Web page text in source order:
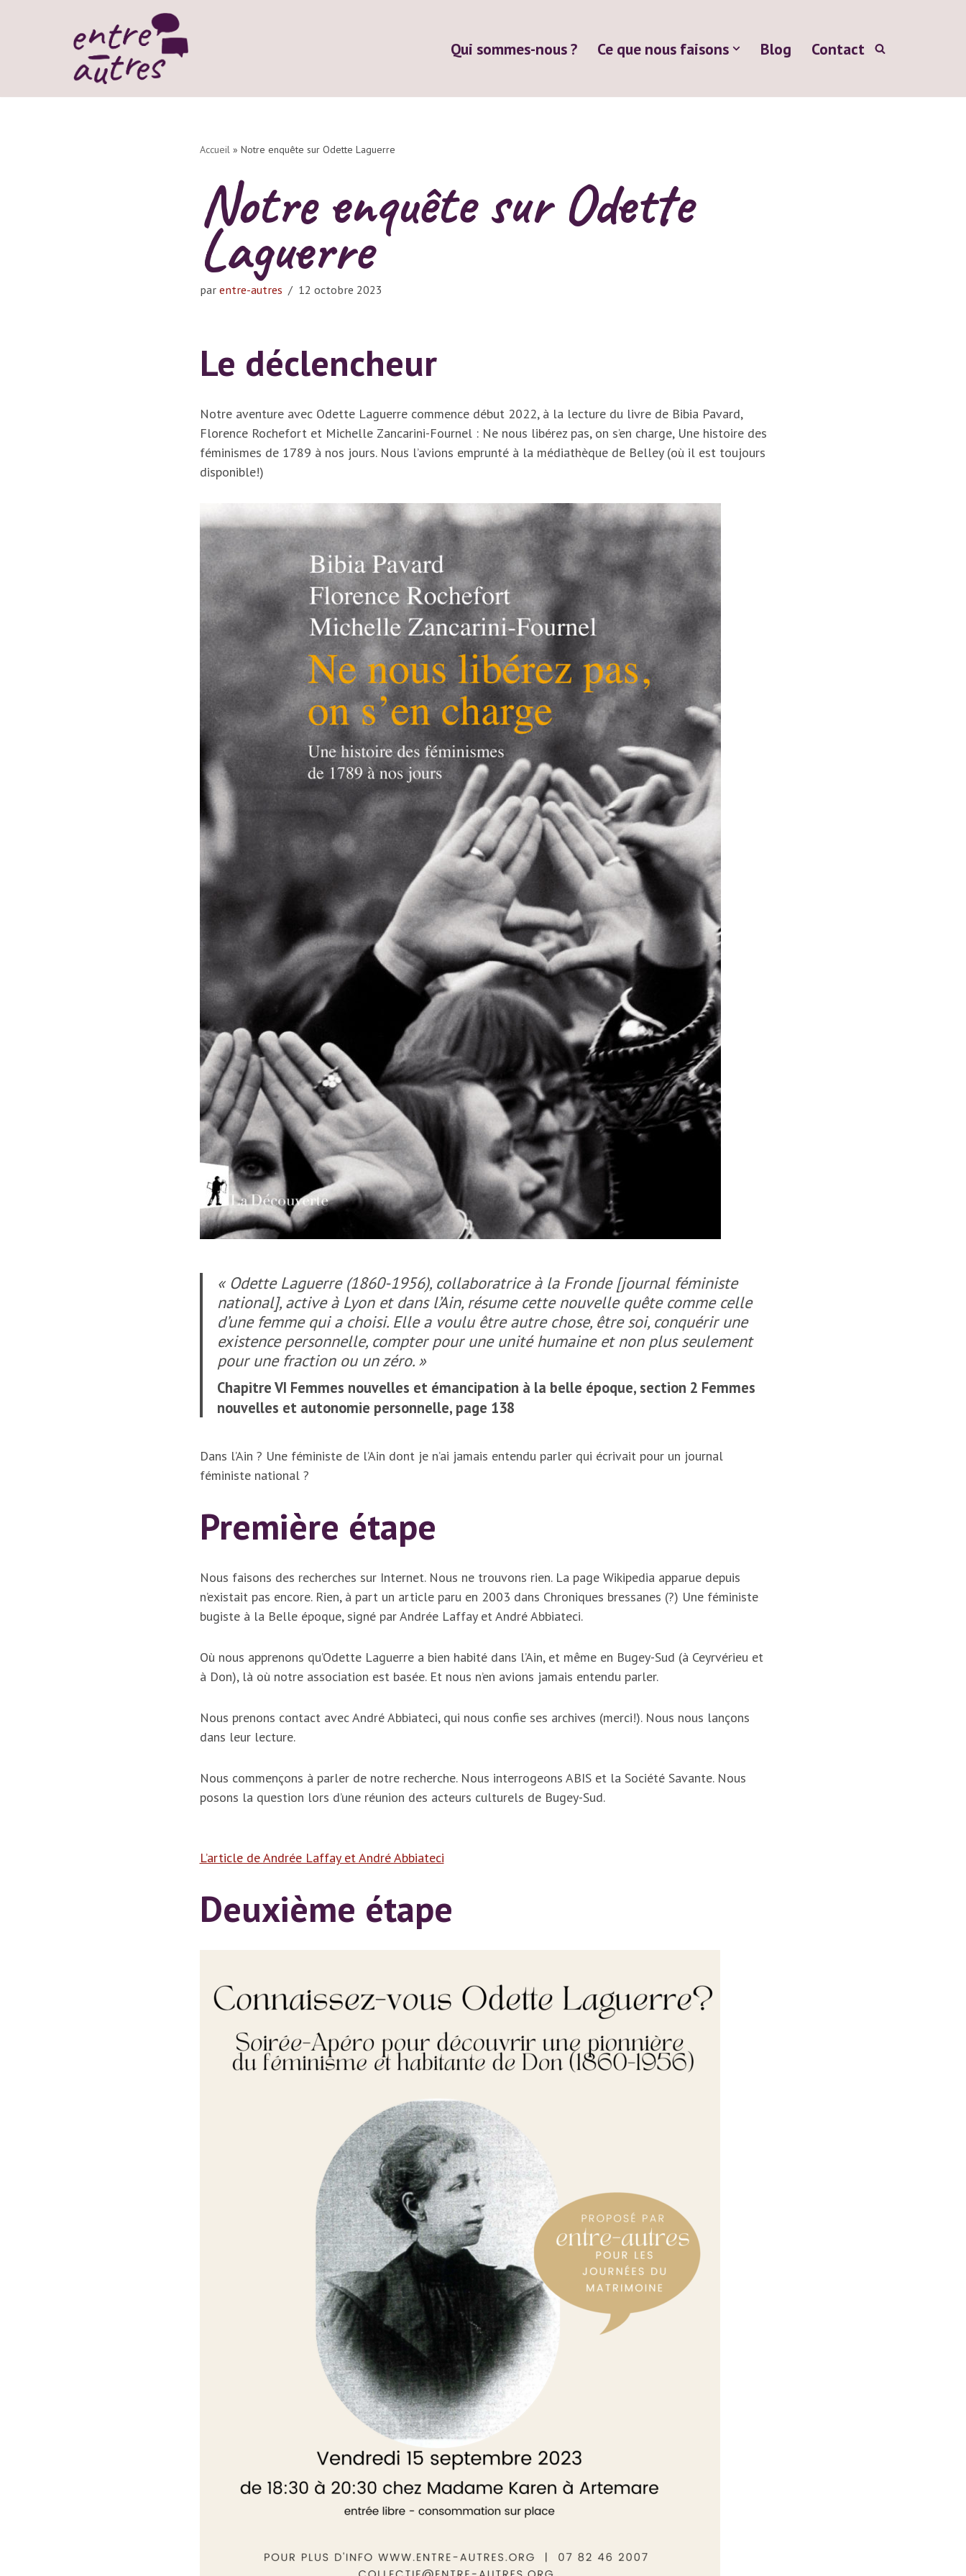
Qui sommes-nous ? Ce que nous faisons Blog Contact
Accueil» Notre enquête sur Odette Laguerre
Notre enquête sur Odette
Laguerre
par entre-autres 12 octobre 2023
Le déclencheur
Notre aventure avec Odette Laguerre commence début 2022, à la lecture du livre de Bibia Pavard,
Florence Rochefort et Michelle Zancarini-Fournel : Ne nous libérez pas, on s’en charge, Une histoire des
féminismes de 1789 à nos jours. Nous l’avions emprunté à la médiathèque de Belley (où il est toujours
disponible!)
« Odette Laguerre (1860-1956), collaboratrice à la Fronde [journal féministe
national], active à Lyon et dans l’Ain, résume cette nouvelle quête comme celle
d’une femme qui a choisi. Elle a voulu être autre chose, être soi, conquérir une
existence personnelle, compter pour une unité humaine et non plus seulement
pour une fraction ou un zéro. »
Chapitre VI Femmes nouvelles et émancipation à la belle époque, section 2 Femmes
nouvelles et autonomie personnelle, page 138
Dans l’Ain ? Une féministe de l’Ain dont je n’ai jamais entendu parler qui écrivait pour un journal
féministe national ?
Première étape
Nous faisons des recherches sur Internet. Nous ne trouvons rien. La page Wikipedia apparue depuis
n’existait pas encore. Rien, à part un article paru en 2003 dans Chroniques bressanes (?) Une féministe
bugiste à la Belle époque, signé par Andrée Laffay et André Abbiateci.
Où nous apprenons qu’Odette Laguerre a bien habité dans l’Ain, et même en Bugey-Sud (à Ceyrvérieu et
à Don), là où notre association est basée. Et nous n’en avions jamais entendu parler.
Nous prenons contact avec André Abbiateci, qui nous confie ses archives (merci!). Nous nous lançons
dans leur lecture.
Nous commençons à parler de notre recherche. Nous interrogeons ABIS et la Société Savante. Nous
posons la question lors d’une réunion des acteurs culturels de Bugey-Sud.
L’article de Andrée Laffay et André Abbiateci
Deuxième étape